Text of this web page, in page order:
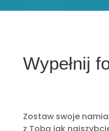
Wypełnij
Zostaw swoje